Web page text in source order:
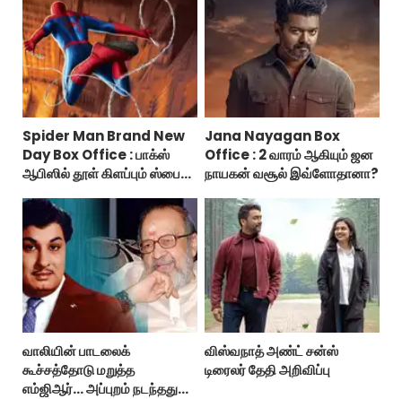
Spider Man Brand New
Day Box Office : பாக்ஸ்
ஆபிஸில் தூள் கிளப்பும் ஸ்பைடர்
Jana Nayagan Box
Office : 2 வாரம் ஆகியும் ஜன
நாயகன் வசூல் இவ்ளோதானா?
வாலியின் பாடலைக்
கூச்சத்தோடு மறுத்த
எம்ஜிஆர்... அப்புறம் நடந்தது
விஸ்வநாத் அண்ட் சன்ஸ்
டிரைலர் தேதி அறிவிப்பு